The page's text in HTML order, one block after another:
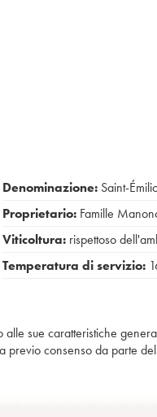
Denominazione: Saint-
Proprietario: Famille
Viticoltura: rispettoso
Temperatura di servizio:
sue caratteristiche
previo consenso da parte